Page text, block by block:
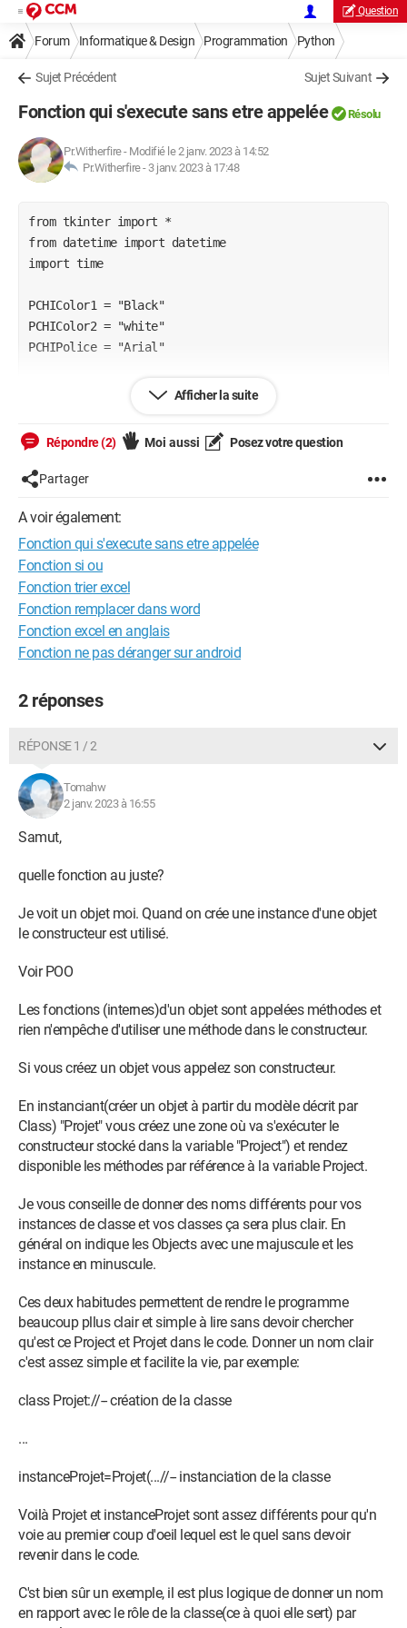
Question
Forum Informatique & Design Programmation Python
Sujet Précédent Sujet Suivant
Fonction qui s'execute sans etre appelée Résolu
Pr.Witherfire- Modifié le 2 janv. 2023 à 14:52
Pr.Witherfire - 3 janv. 2023 à 17:48
from tkinter import *
from datetime import datetime
import time
PCHIColor1 = "Black"
PCHIColor2 = "white"
PCHIPolice = "Arial"
    def __init__(self, Nom, Num, Fen, Command1,
Command2, Taille, Taille2):
        self.DM = str(datetime.now())
        self.DC = str(datetime.now())
        self.Num = Num
        self.Nom = Nom
        self.Emp = 1
        self.Frame = Frame(Fen, width=400,
height=200, bg=PCHIColor1, bd=0)
        self.CCanvas = Canvas(self.Frame,
width=400, height=200, bg=PCHIColor2, bd=0)
width=100, height=200, bg=PCHIColor2, bd=0)
text="Lancer     ", bg=PCHIColor2, fg=PCHIColor1,
bd=0)
        self.BSupp = Button(self.Frame,
command=Command2(self), font=(PCHIPolice, Taille2),
bd=0)
text=self.Nom, bg=PCHIColor2, fg=PCHIColor1, font=
(PCHIPolice, Taille), bd=0)
    def Pack(self, X, Y):
        self.Frame.place(x=X, y=Y)
        self.CCanvas.place(x=0, y=150)
        self.BLancer.place(x=300, y=84)
        self.BSupp.place(x=300, y=120)
        self.LtName.place(x=10, y=150)
    def Supp(self):
        self.Frame.destroy()
        self.BLancer.destroy()
        self.BLancer.destroy()
        self.LtName.destroy()
def PCHIFoLancer(self):
    print(self)
    print(self)
fen.geometry("1600x900+-8+0")
Project = Projet(Nom="Project", Num=1, Fen=fen,
Afficher la suite
Répondre (2) Moi aussi Posez votre question
Partager
A voir également:
Fonction qui s'execute sans etre appelée
Fonction si ou
Fonction trier excel
Fonction remplacer dans word
Fonction excel en anglais
Fonction ne pas déranger sur android
2 réponses
RÉPONSE 1 / 2
Tomahw
2 janv. 2023 à 16:55
Samut,
quelle fonction au juste?
Je voit un objet moi. Quand on crée une instance d'une objet
le constructeur est utilisé.
Voir POO
Les fonctions (internes)d'un objet sont appelées méthodes et
rien n'empêche d'utiliser une méthode dans le constructeur.
Si vous créez un objet vous appelez son constructeur.
En instanciant(créer un objet à partir du modèle décrit par
Class) "Projet" vous créez une zone où va s'exécuter le
constructeur stocké dans la variable "Project") et rendez
disponible les méthodes par référence à la variable Project.
Je vous conseille de donner des noms différents pour vos
instances de classe et vos classes ça sera plus clair. En
général on indique les Objects avec une majuscule et les
instance en minuscule.
Ces deux habitudes permettent de rendre le programme
beaucoup pllus clair et simple à lire sans devoir chercher
qu'est ce Project et Projet dans le code. Donner un nom clair
c'est assez simple et facilite la vie, par exemple:
class Projet://-- création de la classe
...
instanceProjet=Projet(...//-- instanciation de la classe
Voilà Projet et instanceProjet sont assez différents pour qu'n
voie au premier coup d'oeil lequel est le quel sans devoir
revenir dans le code.
C'st bien sûr un exemple, il est plus logique de donner un nom
en rapport avec le rôle de la classe(ce à quoi elle sert) par